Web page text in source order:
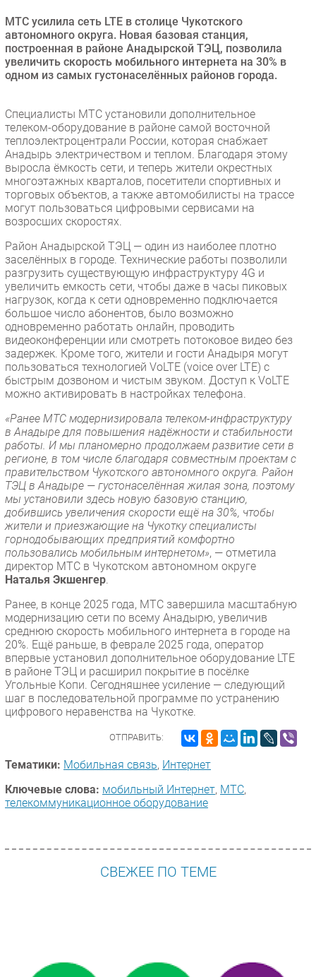
Безопасность
Инновации
CIO/Управление ИТ
Гаджеты
РАЗДЕЛЫ
Новости
Аналитика
Интервью
Мероприятия
Проекты
IT класс
Тестовый стенд
Каталог компаний
МТС усилила сеть LTE в столице Чукотского
автономного округа. Новая базовая станция,
построенная в районе Анадырской ТЭЦ, позволила
увеличить скорость мобильного интернета на 30% в
одном из самых густонаселённых районов города.
Специалисты МТС установили дополнительное
телеком-оборудование в районе самой восточной
теплоэлектроцентрали России, которая снабжает
Анадырь электричеством и теплом. Благодаря этому
выросла ёмкость сети, и теперь жители окрестных
многоэтажных кварталов, посетители спортивных и
торговых объектов, а также автомобилисты на трассе
могут пользоваться цифровыми сервисами на
возросших скоростях.
Район Анадырской ТЭЦ — один из наиболее плотно
заселённых в городе. Технические работы позволили
разгрузить существующую инфраструктуру 4G и
увеличить емкость сети, чтобы даже в часы пиковых
нагрузок, когда к сети одновременно подключается
большое число абонентов, было возможно
одновременно работать онлайн, проводить
видеоконференции или смотреть потоковое видео без
задержек. Кроме того, жители и гости Анадыря могут
пользоваться технологией VoLTE (voice over LTE) с
быстрым дозвоном и чистым звуком. Доступ к VoLTE
можно активировать в настройках телефона.
«Ранее МТС модернизировала телеком-инфраструктуру
в Анадыре для повышения надёжности и стабильности
работы. И мы планомерно продолжаем развитие сети в
регионе, в том числе благодаря совместным проектам с
правительством Чукотского автономного округа. Район
ТЭЦ в Анадыре — густонаселённая жилая зона, поэтому
мы установили здесь новую базовую станцию,
добившись увеличения скорости ещё на 30%, чтобы
жители и приезжающие на Чукотку специалисты
горнодобывающих предприятий комфортно
пользовались мобильным интернетом», — отметила
директор МТС в Чукотском автономном округе
Наталья Экшенгер
Ранее, в конце 2025 года, МТС завершила масштабную
модернизацию сети по всему Анадырю, увеличив
среднюю скорость мобильного интернета в городе на
20%. Ещё раньше, в феврале 2025 года, оператор
впервые установил дополнительное оборудование LTE
в районе ТЭЦ и расширил покрытие в посёлке
Угольные Копи. Сегодняшнее усиление — следующий
шаг в последовательной программе по устранению
цифрового неравенства на Чукотке.
ОТПРАВИТЬ:
Тематики: Мобильная связь, Интернет
Ключевые слова: мобильный Интернет, МТС,
телекоммуникационное оборудование
СВЕЖЕЕ ПО ТЕМЕ